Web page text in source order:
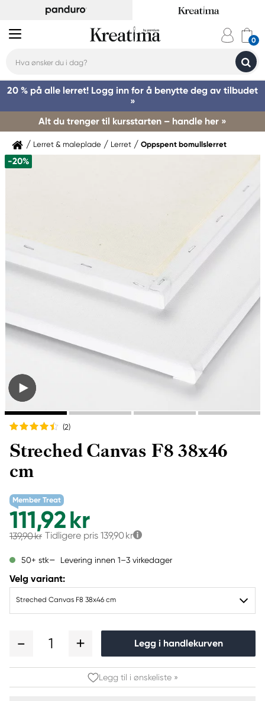
20 % på alle lerret! Logg inn for å benytte deg av tilbudet
»
Alt du trenger til kursstarten – handle her »
Lerret & maleplade Lerret Oppspent bomullslerret
-20%
(2)
Streched Canvas F8 38x46
cm
Member Treat
111,92 kr
139,90 kr Tidligere pris 139,90 kr
50+ stk Levering innen 1–3 virkedager
Velg variant:
Streched Canvas F8 38x46 cm
1 Legg i handlekurven
Legg til i ønskeliste »